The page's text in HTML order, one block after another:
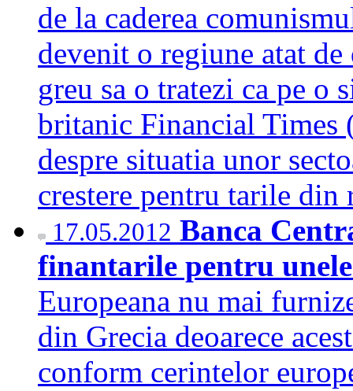
de la caderea
devenit o regiune atat
greu sa o tratezi ca pe o
britanic Financial Times
despre situatia unor
crestere pentru tarile
17.05.2012 Banca
finantarile pentru
Europeana nu mai
din Grecia deoarece
conform cerintelor